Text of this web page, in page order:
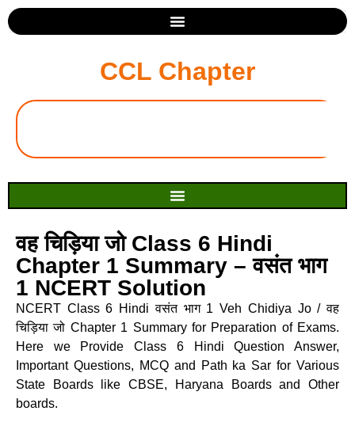
CCL Chapter
वह चिड़िया जो Class 6 Hindi
Chapter 1 Summary – वसंत भाग
1 NCERT Solution
NCERT Class 6 Hindi वसंत भाग 1 Veh Chidiya Jo / वह
चिड़िया जो Chapter 1 Summary for Preparation of Exams.
Here we Provide Class 6 Hindi Question Answer,
Important Questions, MCQ and Path ka Sar for Various
State Boards like CBSE, Haryana Boards and Other
boards.